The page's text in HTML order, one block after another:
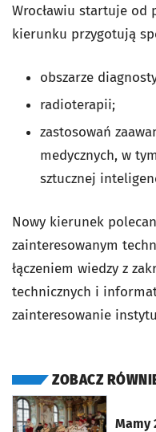
Wrocławiu startuje od
kierunku przygotują
obszarze
radioterapii;
zastosowań
medycznych, w
sztucznej
Nowy kierunek
zainteresowanym
łączeniem wiedzy z
technicznych i
zainteresowanie
ZOBACZ
Mamy
otworzy się w nowej